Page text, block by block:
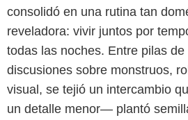
consolidó en una rutina tan
reveladora: vivir juntos por
todas las noches. Entre pilas
discusiones sobre monstruos,
visual, se tejió un intercambio
un detalle menor— plantó